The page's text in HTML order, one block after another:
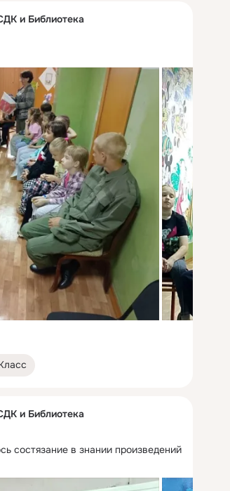
и Библиотека
и Библиотека
состязание в знании произведений